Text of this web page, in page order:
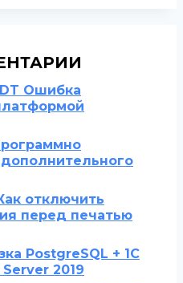
Ошибка
отключить
перед печатью
PostgreSQL + 1С
2019